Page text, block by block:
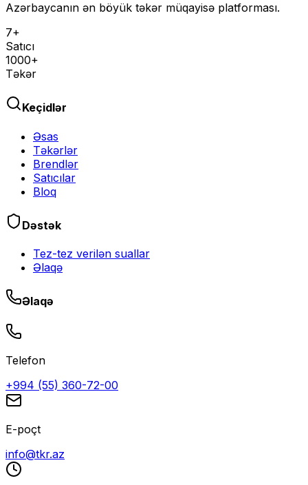
Azərbaycanın ən böyük təkər müqayisə platforması.
7+
Satıcı
1000+
Təkər
Keçidlər
Əsas
Təkərlər
Brendlər
Satıcılar
Bloq
Dəstək
Tez-tez verilən suallar
Əlaqə
Əlaqə
Telefon
+994 (55) 360-72-00
E-poçt
info@tkr.az